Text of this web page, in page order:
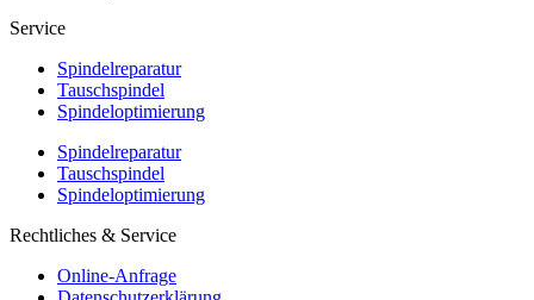
Service
Spindelreparatur
Tauschspindel
Spindeloptimierung
Spindelreparatur
Tauschspindel
Spindeloptimierung
Rechtliches & Service
Online-Anfrage